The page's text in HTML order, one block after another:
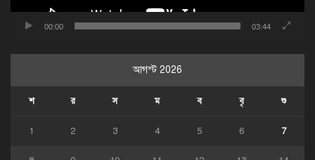
00:00 03:44
আগস্ট 2026
শ র স ম ব বৃ শু
1 2 3 4 5 6 7